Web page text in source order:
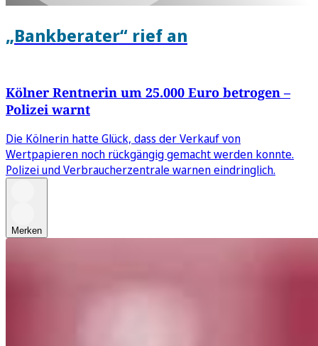
„Bankberater“ rief an
Kölner Rentnerin um 25.000 Euro betrogen –
Polizei warnt
Die Kölnerin hatte Glück, dass der Verkauf von
Wertpapieren noch rückgängig gemacht werden konnte.
Polizei und Verbraucherzentrale warnen eindringlich.
Merken